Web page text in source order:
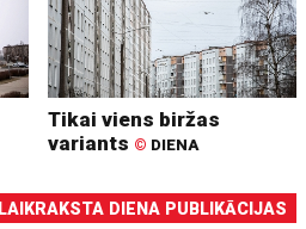
Tikai viens biržas
variants © DIENA
LAIKRAKSTA DIENA PUBLIKĀCIJAS